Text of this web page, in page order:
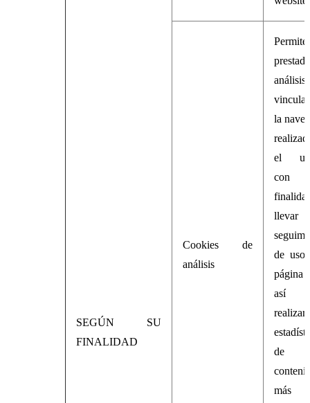
SEGÚN SU
FINALIDAD
Cookies de
análisis
análisis
la
el
de uso
así
realizar
de
más